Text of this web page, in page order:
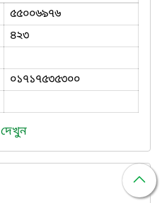
৫৫০০৬৯৭৬
৪২৩
০১৭১৭৫৩৫৩০০
দেখুন